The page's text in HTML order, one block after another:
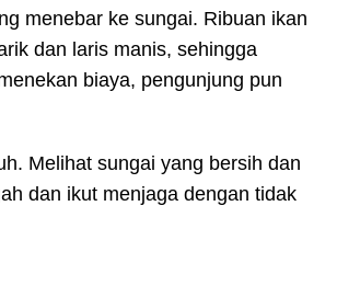
menebar ke sungai. Ribuan ikan
dan laris manis, sehingga
biaya, pengunjung pun
Melihat sungai yang bersih dan
dan ikut menjaga dengan tidak